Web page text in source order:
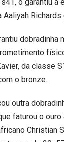
o garantiu a
Aaliyah
dobradinha
da classe
o bronze.
outra
faturou o